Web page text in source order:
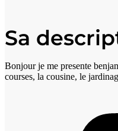
Sa
Bonjour je me presente
courses, la cousine, le